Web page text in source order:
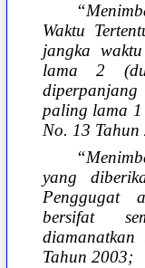
Waktu
jangka
lama 2
paling lama
No. 13 Tahun
yang
Penggugat
bersifat
Tahun 2003;